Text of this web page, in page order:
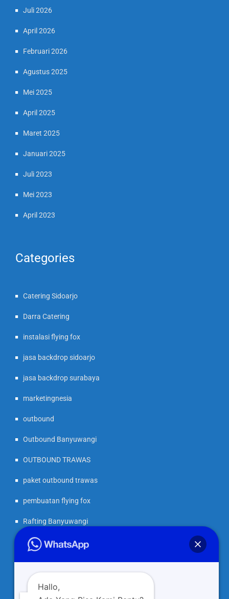
Juli 2026
April 2026
Februari 2026
Agustus 2025
Mei 2025
April 2025
Maret 2025
Januari 2025
Juli 2023
Mei 2023
April 2023
Categories
Catering Sidoarjo
Darra Catering
instalasi flying fox
jasa backdrop sidoarjo
jasa backdrop surabaya
marketingnesia
outbound
Outbound Banyuwangi
OUTBOUND TRAWAS
paket outbound trawas
pembuatan flying fox
Rafting Banyuwangi
Rafting Glenmore Banyuwangi
Rafting Pekalen Probolinggo
Rafting Songgon Banyuwangi
Hallo,